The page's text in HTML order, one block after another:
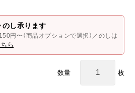
のし承ります
円〜（商品オプションで選択）／のしは
ら
数量 枚